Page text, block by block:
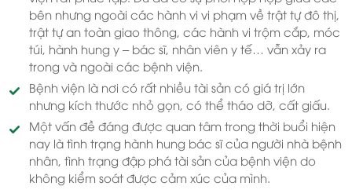
bên nhưng ngoài các hành vi vi phạm về trật tự đô thị,
trật tự an toàn giao thông, các hành vi trộm cắp, móc
túi, hành hung y – bác sĩ, nhân viên y tế… vẫn xảy ra
trong và ngoài các bệnh viện.
Bệnh viện là nơi có rất nhiều tài sản có giá trị lớn
nhưng kích thước nhỏ gọn, có thể tháo dỡ, cất giấu.
Một vấn đề đáng được quan tâm trong thời buổi hiện
nay là tình trạng hành hung bác sĩ của người nhà bệnh
nhân, tình trạng đập phá tài sản của bệnh viện do
không kiểm soát được cảm xúc của mình.